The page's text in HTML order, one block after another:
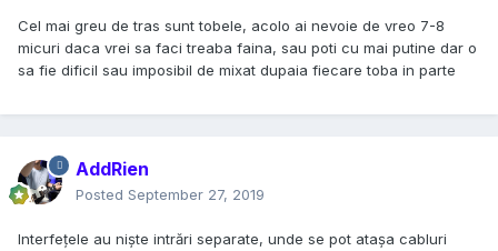
Cel mai greu de tras sunt tobele, acolo ai nevoie de vreo 7-8
micuri daca vrei sa faci treaba faina, sau poti cu mai putine dar o
sa fie dificil sau imposibil de mixat dupaia fiecare toba in parte
AddRien
Posted September 27, 2019
Interfețele au niște intrări separate, unde se pot atașa cabluri